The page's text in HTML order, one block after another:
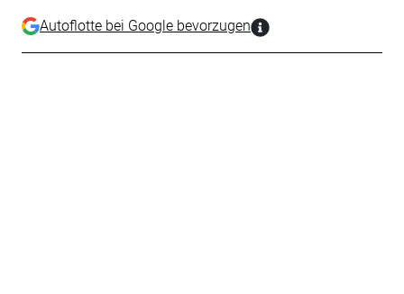
Autoflotte bei Google bevorzugen